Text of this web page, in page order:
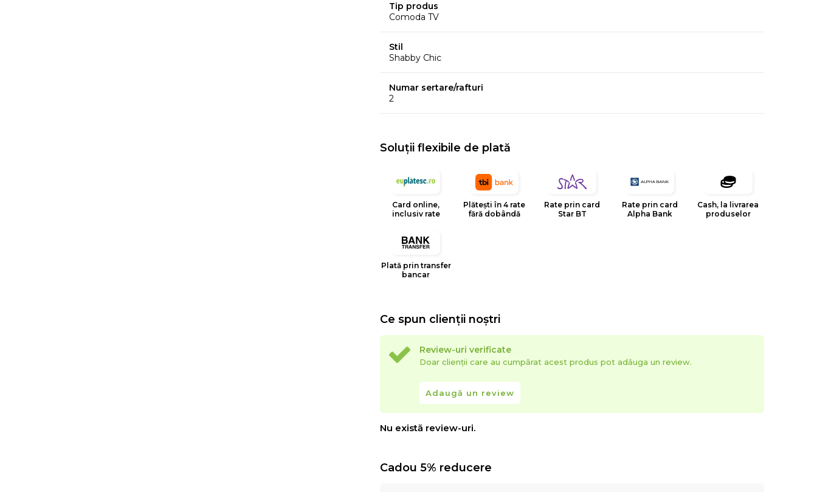
Tip produs
Comoda TV
Stil
Shabby Chic
Numar sertare/rafturi
2
Soluții flexibile de plată
Card online,
inclusiv rate
Plătești în 4 rate
fără dobândă
Rate prin card
Star BT
Rate prin card
Alpha Bank
Cash, la livrarea
produselor
Plată prin transfer
bancar
Ce spun clienții noștri
Review-uri verificate
Doar clienții care au cumpărat acest produs pot adăuga un review.
Adaugă un review
Nu există review-uri.
Cadou 5% reducere